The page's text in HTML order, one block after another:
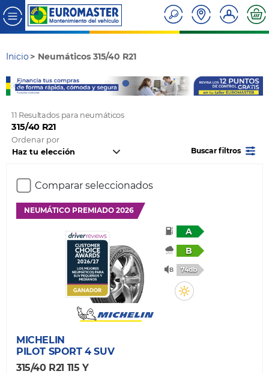
Inicio Neumáticos 315/40 R21
11 Resultados para neumáticos
315/40 R21
Ordenar por
Buscar filtros
Comparar seleccionados
NEUMÁTICO PREMIADO 2026
A
B
74db
MICHELIN
PILOT SPORT 4 SUV
315/40 R21 115 Y